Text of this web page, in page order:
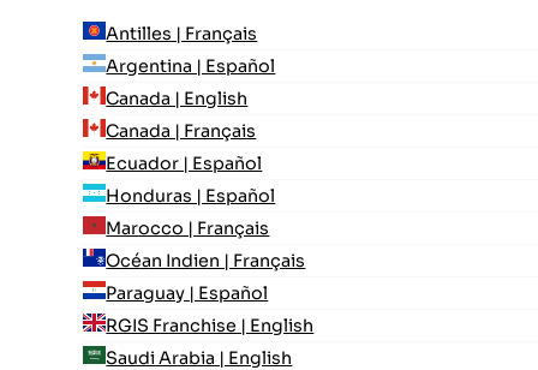
Antilles | Français
Argentina | Español
Canada | English
Canada | Français
Ecuador | Español
Honduras | Español
Marocco | Français
Océan Indien | Français
Paraguay | Español
RGIS Franchise | English
Saudi Arabia | English